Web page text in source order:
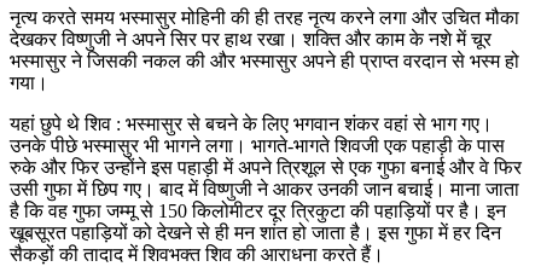
नृत्य करते समय भस्मासुर मोहिनी की ही तरह नृत्य करने लगा और उचित मौका
देखकर विष्णुजी ने अपने सिर पर हाथ रखा। शक्ति और काम के नशे में चूर
भस्मासुर ने जिसकी नकल की और भस्मासुर अपने ही प्राप्त वरदान से भस्म हो
गया।
यहां छुपे थे शिव : भस्मासुर से बचने के लिए भगवान शंकर वहां से भाग गए।
उनके पीछे भस्मासुर भी भागने लगा। भागते-भागते शिवजी एक पहाड़ी के पास
रुके और फिर उन्होंने इस पहाड़ी में अपने त्रिशूल से एक गुफा बनाई और वे फिर
उसी गुफा में छिप गए। बाद में विष्णुजी ने आकर उनकी जान बचाई। माना जाता
है कि वह गुफा जम्मू से 150 किलोमीटर दूर त्रिकुटा की पहाड़ियों पर है। इन
खूबसूरत पहाड़ियों को देखने से ही मन शांत हो जाता है। इस गुफा में हर दिन
सैकड़ों की तादाद में शिवभक्त शिव की आराधना करते हैं।